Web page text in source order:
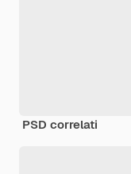
PSD correlati